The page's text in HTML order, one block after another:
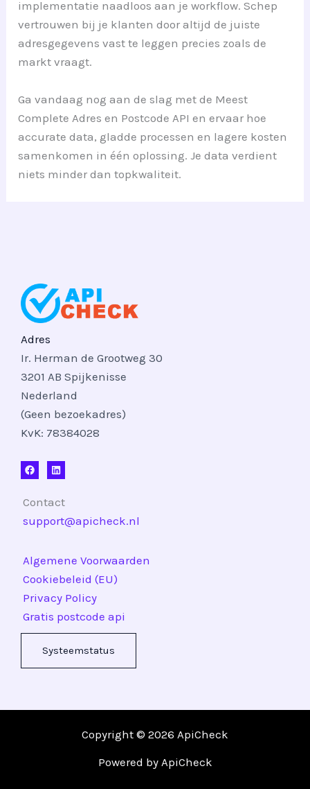
implementatie naadloos aan je workflow. Schep
vertrouwen bij je klanten door altijd de juiste
adresgegevens vast te leggen precies zoals de
markt vraagt.
Ga vandaag nog aan de slag met de Meest
Complete Adres en Postcode API en ervaar hoe
accurate data, gladde processen en lagere kosten
samenkomen in één oplossing. Je data verdient
niets minder dan topkwaliteit.
Adres
Ir. Herman de Grootweg 30
3201 AB Spijkenisse
Nederland
(Geen bezoekadres)
KvK: 78384028
Contact
support@apicheck.nl
Algemene Voorwaarden
Cookiebeleid (EU)
Privacy Policy
Gratis postcode api
Systeemstatus
Copyright © 2026 ApiCheck
Powered by ApiCheck